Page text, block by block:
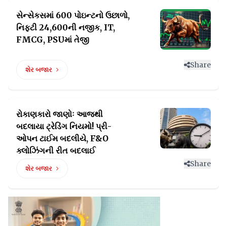
સેન્સેકસમાં 600 પોઇન્ટનો ઉછાળો,
નિફ્ટી 24,600ની નજીક, IT,
FMCG, PSUમાં તેજી
શેર બજાર
Share
રોકાણકારો જાણોઃ આજથી
બદલાયા ટ્રેડિંગ નિયમો! પ્રી-
ઓપન ટાઈમ બદલીયે, F&O
ક્લોઝિંગની રીત બદલાઈ
શેર બજાર
Share